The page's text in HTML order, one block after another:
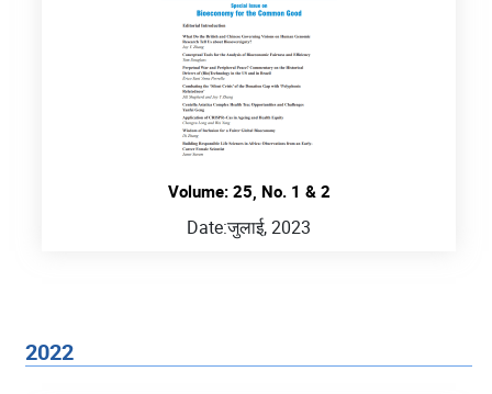
Volume: 25, No. 1 & 2
Date:जुलाई, 2023
2022